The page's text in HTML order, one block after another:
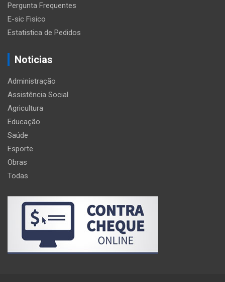
Pergunta Frequentes
E-sic Fisico
Estatistica de Pedidos
Noticias
Administração
Assistência Social
Agricultura
Educação
Saúde
Esporte
Obras
Todas